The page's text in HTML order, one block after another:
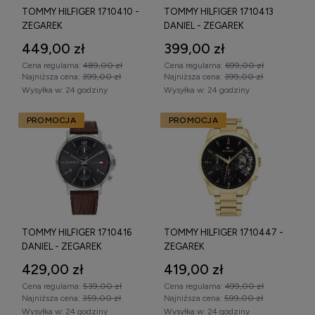
TOMMY HILFIGER 1710410 -
ZEGAREK
449,00 zł
Cena regularna: 489,00 zł
Najniższa cena: 399,00 zł
Wysyłka w: 24 godziny
TOMMY HILFIGER 1710413
DANIEL - ZEGAREK
399,00 zł
Cena regularna: 699,00 zł
Najniższa cena: 399,00 zł
Wysyłka w: 24 godziny
TOMMY HILFIGER 1710416
DANIEL - ZEGAREK
429,00 zł
Cena regularna: 539,00 zł
Najniższa cena: 359,00 zł
Wysyłka w: 24 godziny
PROMOCJA
TOMMY HILFIGER 1710447 -
ZEGAREK
419,00 zł
Cena regularna: 499,00 zł
Najniższa cena: 599,00 zł
Wysyłka w: 24 godziny
PROMOCJA